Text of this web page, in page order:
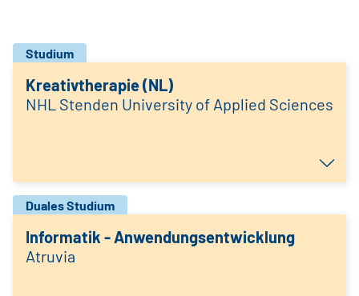
Studium
Kreativtherapie (NL)
NHL Stenden University of Applied Sciences
Duales Studium
Informatik - Anwendungsentwicklung
Atruvia